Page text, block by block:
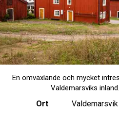
En omväxlande och mycket
Valdemarsviks inland.
Ort Valdemarsvik